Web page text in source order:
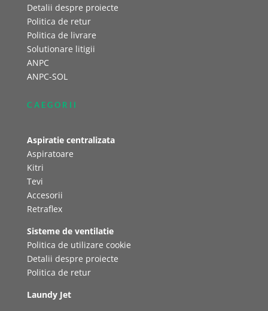
Detalii despre proiecte
Politica de retur
Politica de livrare
Solutionare litigii
ANPC
ANPC-SOL
CAEGORII
Aspiratie centralizata
Aspiratoare
Kitri
Tevi
Accesorii
Retraflex
Sisteme de ventilatie
Politica de utilizare cookie
Detalii despre proiecte
Politica de retur
Laundy Jet